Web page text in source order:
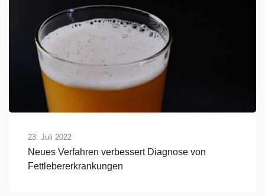
23. Juli 2022
Neues Verfahren verbessert Diagnose von
Fettlebererkrankungen